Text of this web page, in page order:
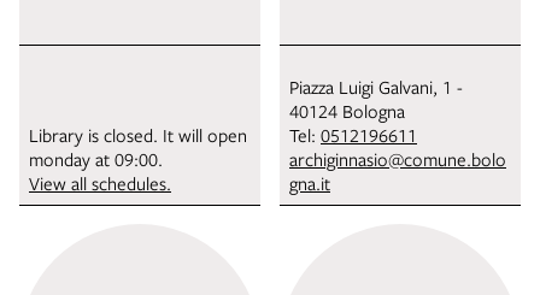
Library is closed. It will open
monday at 09:00.
View all schedules.
Piazza Luigi Galvani, 1 -
40124 Bologna
Tel: 0512196611
archiginnasio@comune.bolo
gna.it